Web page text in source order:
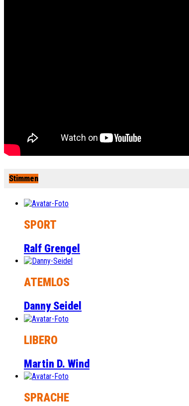
Stimmen
SPORT
Ralf Grengel
ATEMLOS
Danny Seidel
LIBERO
Martin D. Wind
SPRACHE